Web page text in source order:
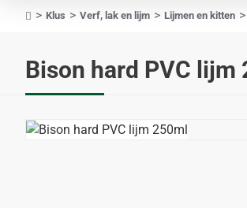
op
Bison hard PVC lijm
Klus Verf, lak en lijm Lijmen en kitten